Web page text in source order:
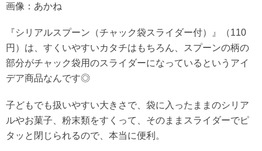
画像：あかね
『シリアルスプーン（チャック袋スライダー付）』（110
円）は、すくいやすいカタチはもちろん、スプーンの柄の
部分がチャック袋用のスライダーになっているというアイ
デア商品なんです◎
子どもでも扱いやすい大きさで、袋に入ったままのシリア
ルやお菓子、粉末類をすくって、そのままスライダーでピ
タッと閉じられるので、本当に便利。